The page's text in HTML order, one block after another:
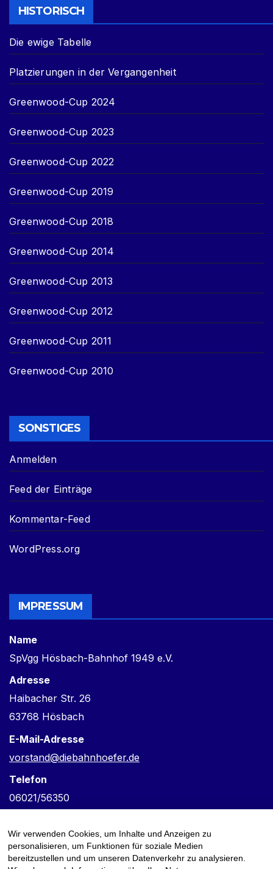
HISTORISCH
Die ewige Tabelle
Platzierungen in der Vergangenheit
Greenwood-Cup 2024
Greenwood-Cup 2023
Greenwood-Cup 2022
Greenwood-Cup 2019
Greenwood-Cup 2018
Greenwood-Cup 2014
Greenwood-Cup 2013
Greenwood-Cup 2012
Greenwood-Cup 2011
Greenwood-Cup 2010
SONSTIGES
Anmelden
Feed der Einträge
Kommentar-Feed
WordPress.org
IMPRESSUM
Name
SpVgg Hösbach-Bahnhof 1949 e.V.
Adresse
Haibacher Str. 26
63768 Hösbach
E-Mail-Adresse
vorstand@diebahnhoefer.de
Telefon
06021/56350
Frank Keske
Wir verwenden Cookies, um Inhalte und Anzeigen zu
personalisieren, um Funktionen für soziale Medien
bereitzustellen und um unseren Datenverkehr zu analysieren.